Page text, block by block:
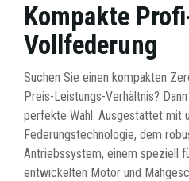
Kompakte
Vollfederung
Suchen Sie einen kompakten
Preis-Leistungs-Verhältnis?
perfekte Wahl. Ausgestattet mit
Federungstechnologie, dem
Antriebssystem, einem speziell
entwickelten Motor und